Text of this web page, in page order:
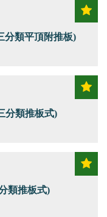
分類平頂附推板)
分類推板式)
類推板式)